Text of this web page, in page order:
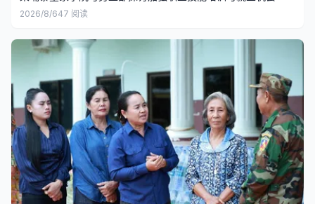
2026/8/647 阅读